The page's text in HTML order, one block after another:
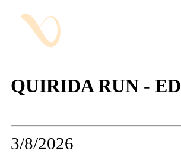
QUIRIDA RUN -
3/8/2026